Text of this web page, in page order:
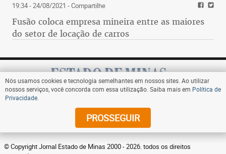
19:34 - 24/08/2021 - Compartilhe
Fusão coloca empresa mineira entre as maiores
do setor de locação de carros
Assine
© Copyright Jornal Estado de Minas 2000 - 2026. todos os direitos
Nós usamos cookies e tecnologia semelhantes em nossos sites. Ao utilizar
nossos serviços, você concorda com essa utilização. Saiba mais em Política de
Privacidade
PROSSEGUIR